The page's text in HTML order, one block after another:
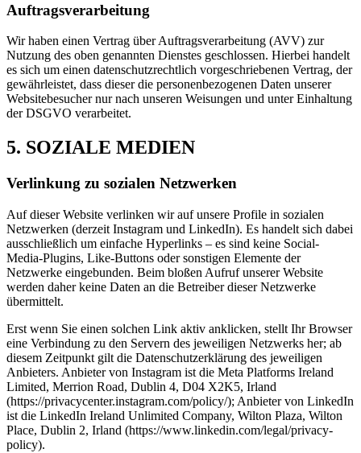
Auftragsverarbeitung
Wir haben einen Vertrag über Auftragsverarbeitung (AVV) zur
Nutzung des oben genannten Dienstes geschlossen. Hierbei handelt
es sich um einen datenschutzrechtlich vorgeschriebenen Vertrag, der
gewährleistet, dass dieser die personenbezogenen Daten unserer
Websitebesucher nur nach unseren Weisungen und unter Einhaltung
der DSGVO verarbeitet.
5. SOZIALE MEDIEN
Verlinkung zu sozialen Netzwerken
Auf dieser Website verlinken wir auf unsere Profile in sozialen
Netzwerken (derzeit Instagram und LinkedIn). Es handelt sich dabei
ausschließlich um einfache Hyperlinks – es sind keine Social-
Media-Plugins, Like-Buttons oder sonstigen Elemente der
Netzwerke eingebunden. Beim bloßen Aufruf unserer Website
werden daher keine Daten an die Betreiber dieser Netzwerke
übermittelt.
Erst wenn Sie einen solchen Link aktiv anklicken, stellt Ihr Browser
eine Verbindung zu den Servern des jeweiligen Netzwerks her; ab
diesem Zeitpunkt gilt die Datenschutzerklärung des jeweiligen
Anbieters. Anbieter von Instagram ist die Meta Platforms Ireland
Limited, Merrion Road, Dublin 4, D04 X2K5, Irland
(https://privacycenter.instagram.com/policy/); Anbieter von LinkedIn
ist die LinkedIn Ireland Unlimited Company, Wilton Plaza, Wilton
Place, Dublin 2, Irland (https://www.linkedin.com/legal/privacy-
policy).